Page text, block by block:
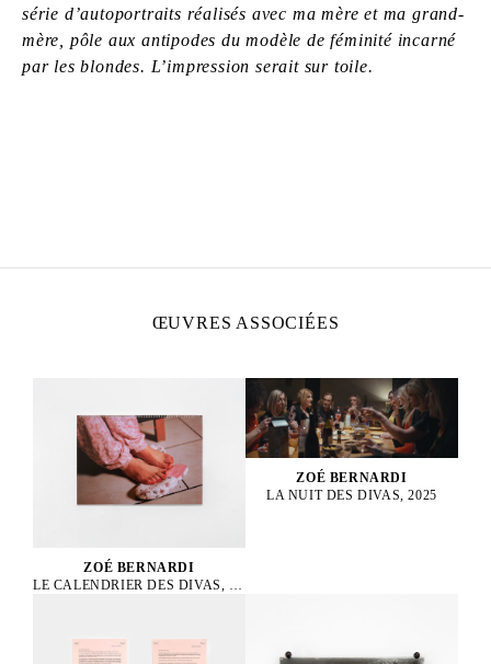
série d’autoportraits réalisés avec ma mère et ma grand-
mère, pôle aux antipodes du modèle de féminité incarné
par les blondes. L’impression serait sur toile.
ŒUVRES ASSOCIÉES
ZOÉ BERNARDI
LE CALENDRIER DES DIVAS, 2025
ZOÉ BERNARDI
LA NUIT DES DIVAS, 2025